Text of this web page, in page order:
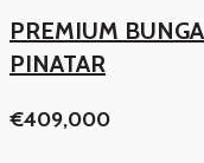
PREMIUM
PINATAR
€409,000